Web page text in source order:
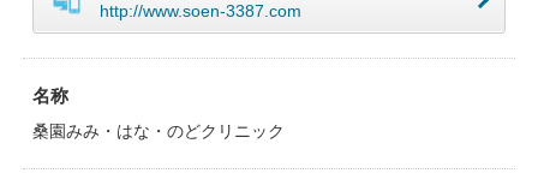
http://www.soen-3387.com
名称
桑園みみ・はな・のどクリニック